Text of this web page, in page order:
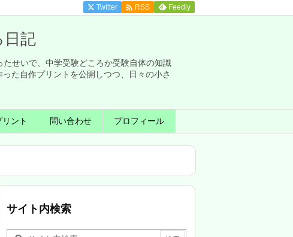
日記
せいで、中学受験どころか受験自体の知識
た自作プリントを公開しつつ、日々の小さ
リント 問い合わせ プロフィール
Twitter  RSS Feedly
サイト内検索